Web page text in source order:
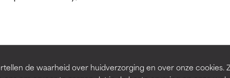
de waarheid over huidverzorging en over onze cookies.
BACK TO SEARCH